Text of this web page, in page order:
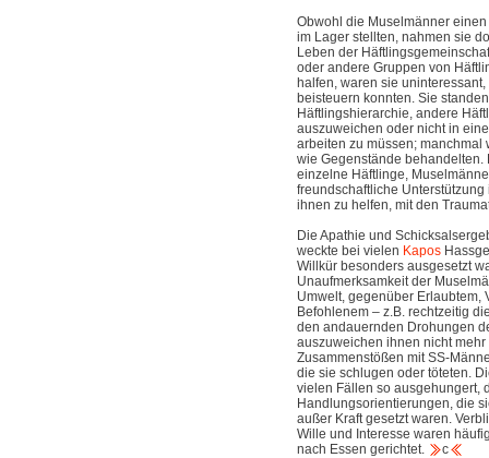
Obwohl die Muselmänner
im Lager stellten, nahmen sie
Leben der
oder andere Gruppen von
halfen, waren sie
beisteuern konnten. Sie
Häftlingshierarchie, andere
auszuweichen oder nicht in
arbeiten zu müssen; manchmal
wie Gegenstände behandelten.
einzelne Häftlinge,
freundschaftliche
ihnen zu helfen, mit den
Die Apathie und
weckte bei vielen Kapos
Willkür besonders ausgesetzt
Unaufmerksamkeit der
Umwelt, gegenüber Erlaubtem,
Befohlenem – z.B. rechtzeitig
den andauernden Drohungen
auszuweichen ihnen nicht mehr
Zusammenstößen mit SS-
die sie schlugen oder töteten.
vielen Fällen so ausgehungert,
Handlungsorientierungen, die
außer Kraft gesetzt waren.
Wille und Interesse waren
nach Essen gerichtet.
c